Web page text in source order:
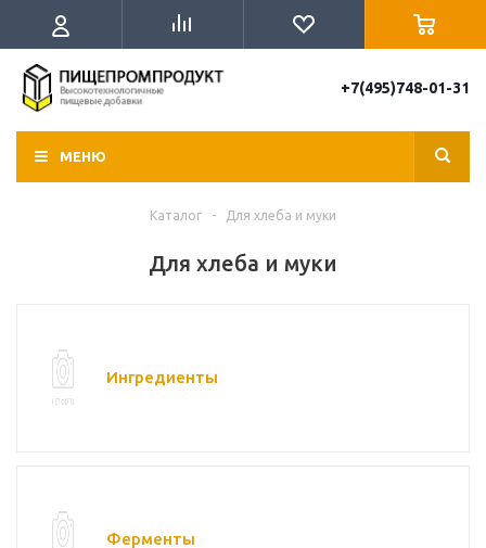
+7(495)748-01-31
МЕНЮ
Каталог - Для хлеба и муки
Для хлеба и муки
Ингредиенты
Ферменты